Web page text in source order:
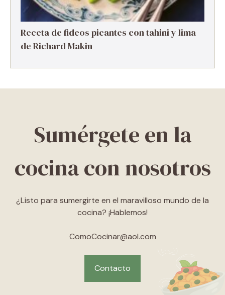
Receta de fideos picantes con tahini y lima
de Richard Makin
Sumérgete en la
cocina con nosotros
¿Listo para sumergirte en el maravilloso mundo de la
cocina? ¡Hablemos!
ComoCocinar@aol.com
Contacto